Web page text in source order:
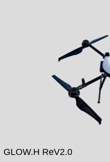
GLOW.H ReV2.0